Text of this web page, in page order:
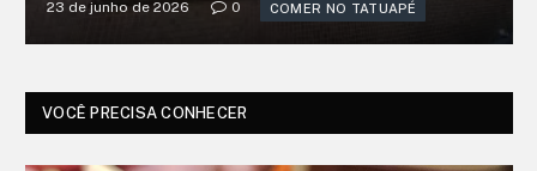
23 de junho de 2026 0 COMER NO TATUAPÉ
VOCÊ PRECISA CONHECER